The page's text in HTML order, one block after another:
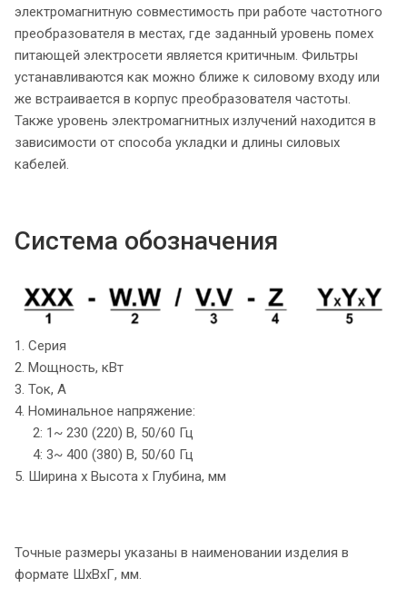
электромагнитную совместимость при работе частотного
преобразователя в местах, где заданный уровень помех
питающей электросети является критичным. Фильтры
устанавливаются как можно ближе к силовому входу или
же встраивается в корпус преобразователя частоты.
Также уровень электромагнитных излучений находится в
зависимости от способа укладки и длины силовых
кабелей.
Система обозначения
1. Серия
2. Мощность, кВт
3. Ток, А
4. Номинальное напряжение:
2: 1~ 230 (220) B, 50/60 Гц
4: 3~ 400 (380) B, 50/60 Гц
5. Ширина х Высота х Глубина, мм
Точные размеры указаны в наименовании изделия в
формате ШхВхГ, мм.